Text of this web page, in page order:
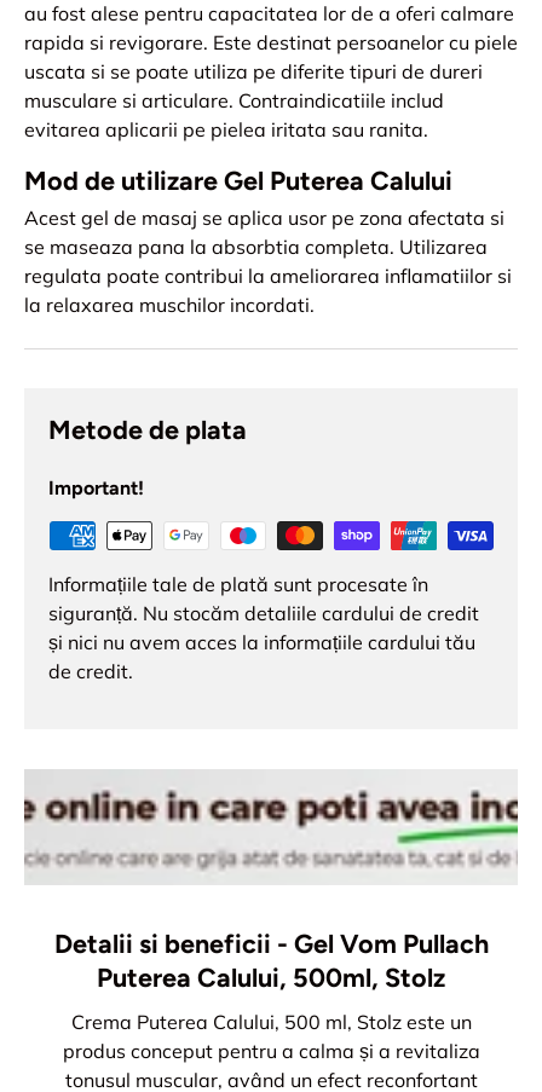
au fost alese pentru capacitatea lor de a oferi calmare
rapida si revigorare. Este destinat persoanelor cu piele
uscata si se poate utiliza pe diferite tipuri de dureri
musculare si articulare. Contraindicatiile includ
evitarea aplicarii pe pielea iritata sau ranita.
Mod de utilizare Gel Puterea Calului
Acest gel de masaj se aplica usor pe zona afectata si
se maseaza pana la absorbtia completa. Utilizarea
regulata poate contribui la ameliorarea inflamatiilor si
la relaxarea muschilor incordati.
Metode de plata
Important!
Informațiile tale de plată sunt procesate în
siguranță. Nu stocăm detaliile cardului de credit
și nici nu avem acces la informațiile cardului tău
de credit.
Detalii si beneficii - Gel Vom Pullach
Puterea Calului, 500ml, Stolz
Crema Puterea Calului, 500 ml, Stolz este un
produs conceput pentru a calma și a revitaliza
tonusul muscular, având un efect reconfortant